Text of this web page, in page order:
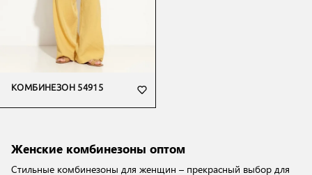
КОМБИНЕЗОН 54915
Женские комбинезоны оптом
Стильные комбинезоны для женщин – прекрасный выбор для